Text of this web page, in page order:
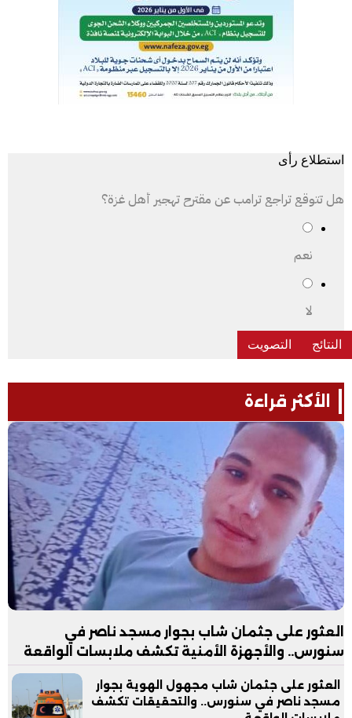
استطلاع رأى
هل تتوقع تراجع ترامب عن مقترح تهجير أهل غزة؟
نعم
لا
الأكثر قراءة
العثور على جثمان شاب بجوار مسجد ناصر في
سنورس.. والأجهزة الأمنية تكشف ملابسات الواقعة
العثور على جثمان شاب مجهول الهوية بجوار
مسجد ناصر في سنورس.. والتحقيقات تكشف